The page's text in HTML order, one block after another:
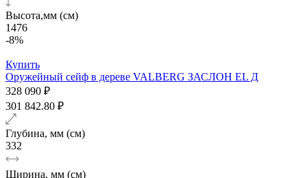
Высота,мм (см)
1476
-8%
Купить
Оружейный сейф в дереве VALBERG ЗАСЛОН EL Д
328 090 ₽
301 842.80 ₽
Глубина, мм (см)
332
Ширина, мм (см)